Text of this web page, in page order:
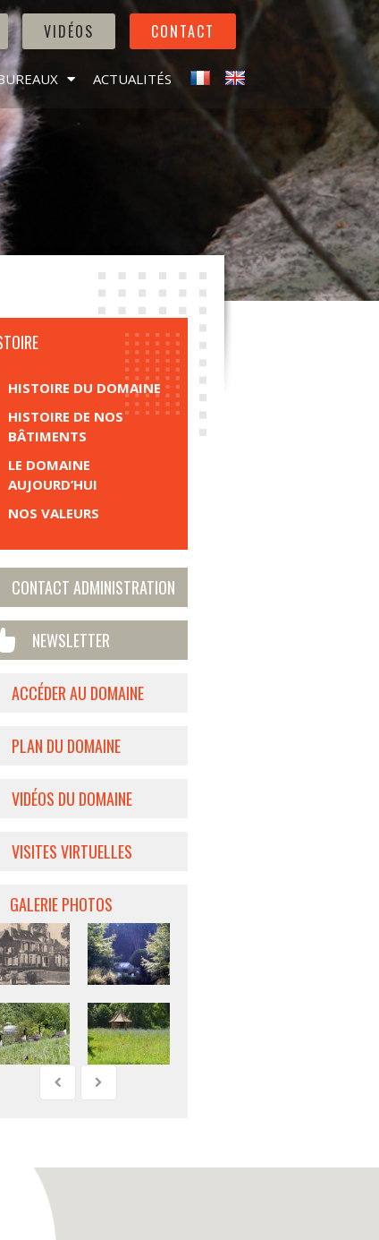
VIDÉOS CONTACT
ACTUALITÉS
HISTOIRE DU DOMAINE
HISTOIRE DE NOS
BÂTIMENTS
LE DOMAINE
AUJOURD’HUI
NOS VALEURS
CONTACT ADMINISTRATION
NEWSLETTER
ACCÉDER AU DOMAINE
PLAN DU DOMAINE
VIDÉOS DU DOMAINE
VISITES VIRTUELLES
GALERIE PHOTOS